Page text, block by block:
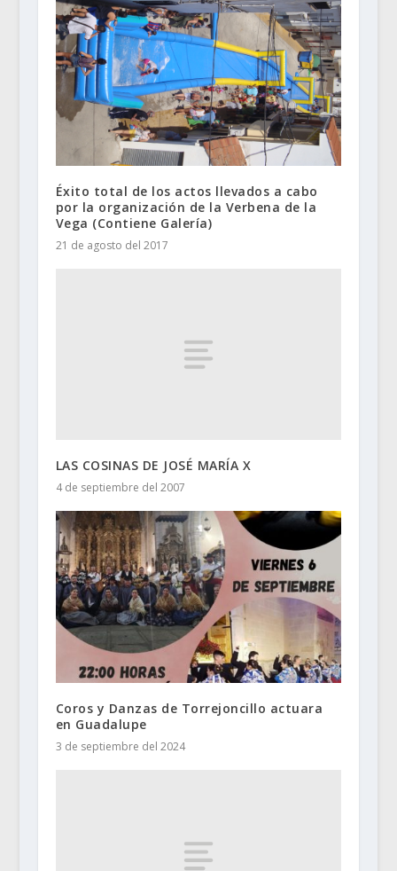
Éxito total de los actos llevados a cabo
por la organización de la Verbena de la
Vega (Contiene Galería)
21 de agosto del 2017
LAS COSINAS DE JOSÉ MARÍA X
4 de septiembre del 2007
Coros y Danzas de Torrejoncillo actuara
en Guadalupe
3 de septiembre del 2024